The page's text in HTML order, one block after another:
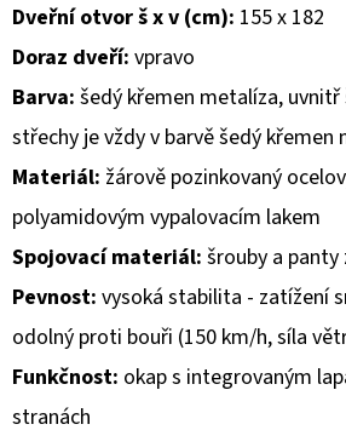
Dveřní otvor š x v (cm): 155 x 182
Doraz dveří: vpravo
Barva: šedý křemen metalíza, uvnitř
střechy je vždy v barvě šedý křemen
Materiál: žárově pozinkovaný
polyamidovým vypalovacím lakem
Spojovací materiál: šrouby a
Pevnost: vysoká stabilita - zatížení
odolný proti bouři (150 km/h, síla
Funkčnost: okap s integrovaným
stranách
D
O
P
O
R
U
Č
U
J
E
M
E